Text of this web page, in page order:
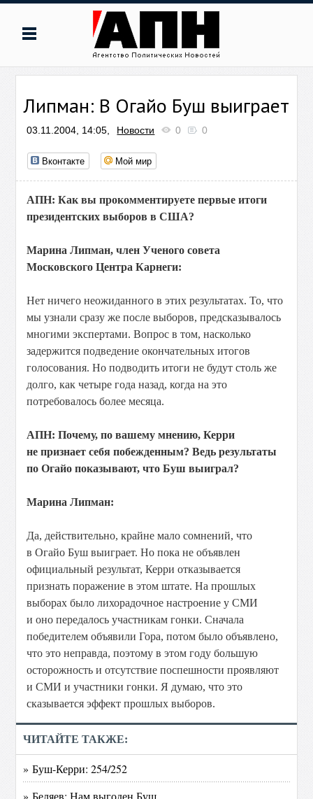
Липман: В Огайо Буш выиграет
03.11.2004, 14:05, Новости 0 0
Вконтакте Мой мир
АПН: Как вы прокомментируете первые итоги
президентских выборов в США?
Марина Липман, член Ученого совета
Московского Центра Карнеги:
Нет ничего неожиданного в этих результатах. То, что
мы узнали сразу же после выборов, предсказывалось
многими экспертами. Вопрос в том, насколько
задержится подведение окончательных итогов
голосования. Но подводить итоги не будут столь же
долго, как четыре года назад, когда на это
потребовалось более месяца.
АПН: Почему, по вашему мнению, Керри
не признает себя побежденным? Ведь результаты
по Огайо показывают, что Буш выиграл?
Марина Липман:
Да, действительно, крайне мало сомнений, что
в Огайо Буш выиграет. Но пока не объявлен
официальный результат, Керри отказывается
признать поражение в этом штате. На прошлых
выборах было лихорадочное настроение у СМИ
и оно передалось участникам гонки. Сначала
победителем объявили Гора, потом было объявлено,
что это неправда, поэтому в этом году большую
осторожность и отсутствие поспешности проявляют
и СМИ и участники гонки. Я думаю, что это
сказывается эффект прошлых выборов.
ЧИТАЙТЕ ТАКЖЕ:
» Буш-Керри: 254/252
» Беляев: Нам выгоден Буш